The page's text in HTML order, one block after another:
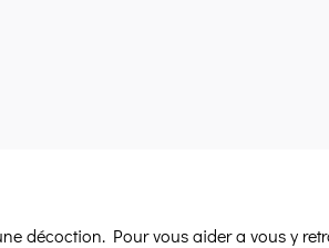
décoction. Pour vous aider a vous y